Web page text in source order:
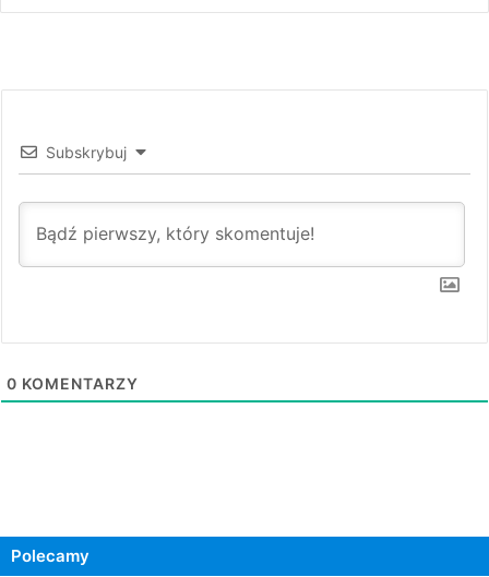
Subskrybuj
0 KOMENTARZY
Polecamy